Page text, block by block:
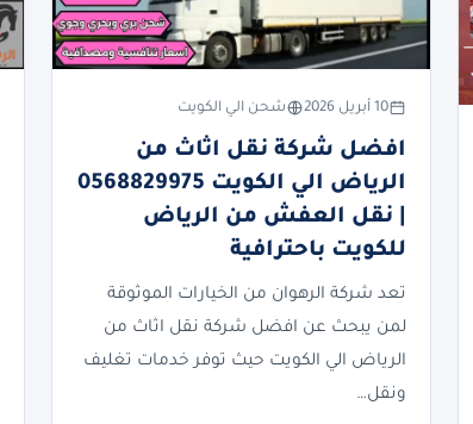
10 أبريل 2026 شحن الي الكويت
افضل شركة نقل اثاث من
الرياض الي الكويت 0568829975
| نقل العفش من الرياض
للكويت باحترافية
تعد شركة الرهوان من الخيارات الموثوقة
لمن يبحث عن افضل شركة نقل اثاث من
الرياض الي الكويت حيث توفر خدمات تغليف
ونقل…